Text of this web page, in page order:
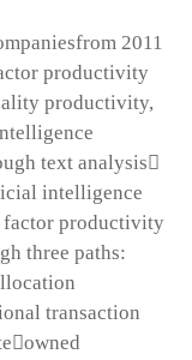
2011
productivity
productivity,
text analysis
intelligence
factor productivity
three paths:
transaction